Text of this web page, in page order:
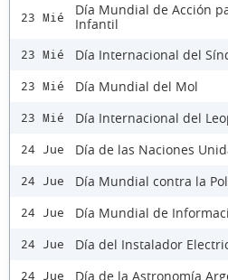
23 Mié
Día Mundial de Acción
Infantil
23 Mié Día Internacional del
23 Mié Día Mundial del Mol
23 Mié Día Internacional del
24 Jue Día de las Naciones
24 Jue Día Mundial contra la
24 Jue Día Mundial de
24 Jue Día del Instalador
24 Jue Día de la Astronomía